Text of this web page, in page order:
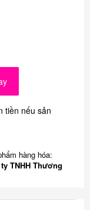
tiền nếu sản
hàng hóa:
TNHH Thương